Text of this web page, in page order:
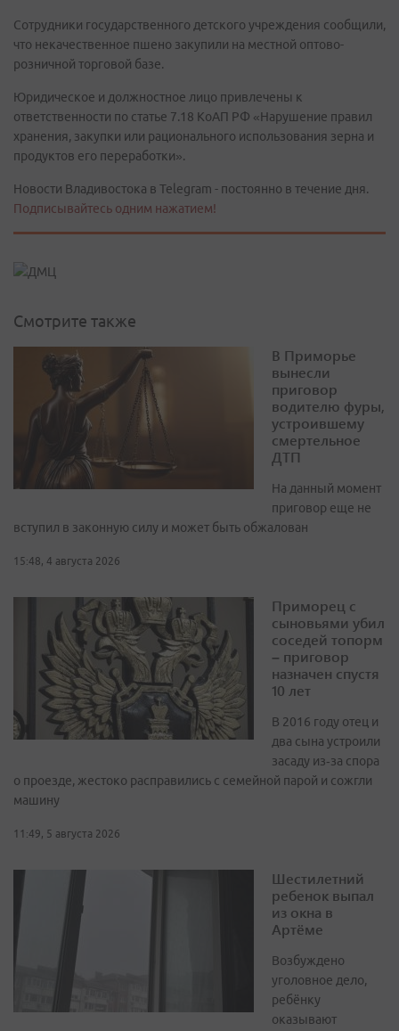
Сотрудники государственного детского учреждения сообщили,
что некачественное пшено закупили на местной оптово-
розничной торговой базе.
Юридическое и должностное лицо привлечены к
ответственности по статье 7.18 КоАП РФ «Нарушение правил
хранения, закупки или рационального использования зерна и
продуктов его переработки».
Новости Владивостока в Telegram - постоянно в течение дня.
Подписывайтесь одним нажатием!
Смотрите также
В Приморье
вынесли
приговор
водителю фуры,
устроившему
смертельное
ДТП
На данный момент
приговор еще не
вступил в законную силу и может быть обжалован
15:48, 4 августа 2026
Приморец с
сыновьями убил
соседей топорм
– приговор
назначен спустя
10 лет
В 2016 году отец и
два сына устроили
засаду из‑за спора
о проезде, жестоко расправились с семейной парой и сожгли
машину
11:49, 5 августа 2026
Шестилетний
ребенок выпал
из окна в
Артёме
Возбуждено
уголовное дело,
ребёнку
оказывают